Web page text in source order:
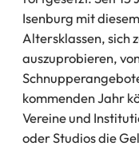
Isenburg mit
Altersklassen, sich
auszuprobieren,
kommenden Jahr
Vereine und
oder Studios die